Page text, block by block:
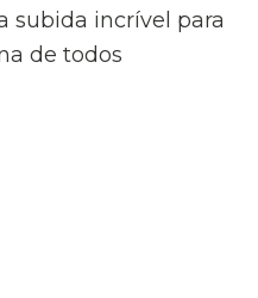
subida incrível para
de todos